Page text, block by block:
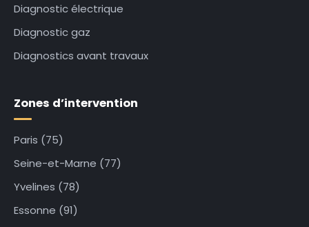
Diagnostic électrique
Diagnostic gaz
Diagnostics avant travaux
Zones d’intervention
Paris (75)
Seine-et-Marne (77)
Yvelines (78)
Essonne (91)